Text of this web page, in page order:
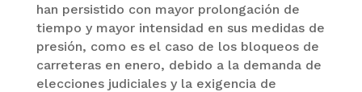
han persistido con mayor prolongación de
tiempo y mayor intensidad en sus medidas de
presión, como es el caso de los bloqueos de
carreteras en enero, debido a la demanda de
elecciones judiciales y la exigencia de